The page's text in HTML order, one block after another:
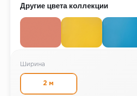
Другие цвета коллекции
Ширина
2 м